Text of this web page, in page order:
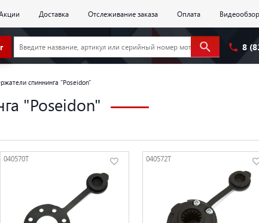
Доставка Отслеживание заказа Оплата
8
спиннинга "Poseidon"
"Poseidon"
040570T 040572T